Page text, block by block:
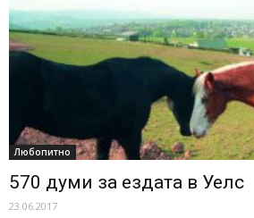
Любопитно
570 думи за ездата в Уелс
23.06.2017